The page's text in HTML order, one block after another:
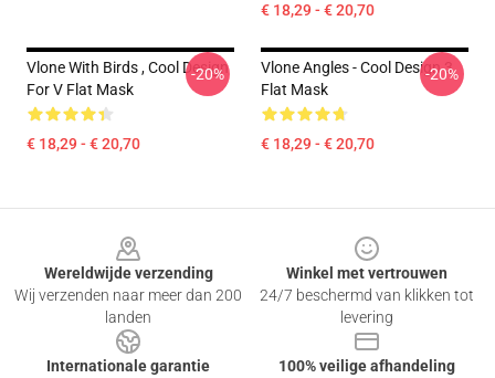
€ 18,29 - € 20,70
Vlone With Birds , Cool Design
For V Flat Mask
€ 18,29 - € 20,70
-20%
Vlone Angles - Cool Design 3
Flat Mask
€ 18,29 - € 20,70
-20%
Wereldwijde verzending
Wij verzenden naar meer dan 200
landen
Winkel met vertrouwen
24/7 beschermd van klikken tot
levering
Internationale garantie
100% veilige afhandeling